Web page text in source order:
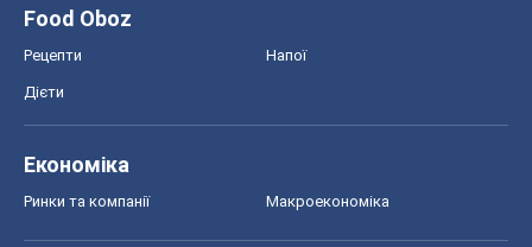
Food Oboz
Рецепти Напої
Дієти
Економіка
Ринки та компанії Макроекономіка